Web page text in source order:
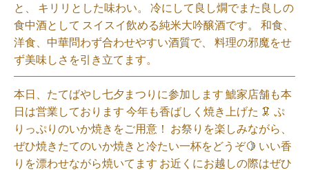
と、 キリリとした味わい。 冷にして良し燗でまた良しの
食中酒として スイスイ飲める純米大吟醸酒です。 和食、
洋食、中華問わず合わせやすい酒質で、 料理の邪魔をせ
ず美味しさを引き立てます。
本日、たてばやし七夕まつりに参加します 鯱家店舗も本
日は営業しております️ 今年も香ばしく焼き上げた 🦑 ぷ
りっぷりのいか焼きをご用意！ お祭りを楽しみながら、
ぜひ焼きたてのいか焼きと冷たい一杯をどうぞ🍋 いい香
りを漂わせながら焼いてます お近くにお越しの際はぜひ